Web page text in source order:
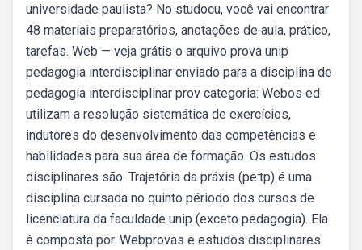
universidade paulista? No studocu, você vai encontrar
48 materiais preparatórios, anotações de aula, prático,
tarefas. Web — veja grátis o arquivo prova unip
pedagogia interdisciplinar enviado para a disciplina de
pedagogia interdisciplinar prov categoria: Webos ed
utilizam a resolução sistemática de exercícios,
indutores do desenvolvimento das competências e
habilidades para sua área de formação. Os estudos
disciplinares são. Trajetória da práxis (pe:tp) é uma
disciplina cursada no quinto périodo dos cursos de
licenciatura da faculdade unip (exceto pedagogia). Ela
é composta por. Webprovas e estudos disciplinares